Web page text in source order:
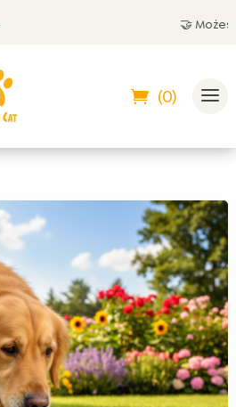
🤝 Możesz
(0)